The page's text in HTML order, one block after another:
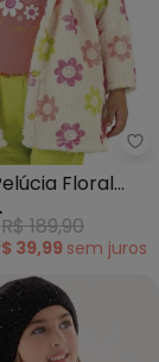
em Tricô
Floral
R$ 189,90
39,99 sem juros